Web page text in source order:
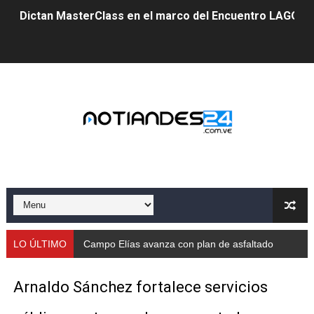
Dictan MasterClass en el marco del Encuentro LAGO
Gobernador Arnaldo Sánchez apadrina a más de 993
Mérida fortalece su reserva deportiva de cara a
Gobernación de Mérida instalará mesa de trabajo con
LO ÚLTIMO Campo Elías avanza con plan de asfaltado
Arnaldo Sánchez fortalece servicios